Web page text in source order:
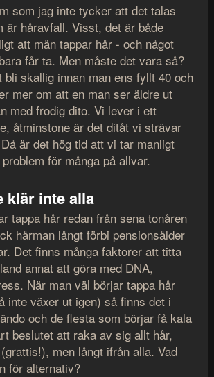
som jag inte tycker att det talas
är håravfall. Visst, det är både
att män tappar hår - och något
får ta. Men måste det vara så?
bli skallig innan man ens fyllt 40 och
mer om att en man ser äldre ut
med frodig dito. Vi lever i ett
åtminstone är det ditåt vi strävar
är det hög tid att vi tar manligt
för många på allvar.
klär inte alla
tappa hår redan från sena tonåren
hårman långt förbi pensionsålder
Det finns många faktorer att titta
annat att göra med DNA,
När man väl börjar tappa hår
inte växer ut igen) så finns det i
och de flesta som börjar få kala
beslutet att raka av sig allt hår,
men långt ifrån alla. Vad
för alternativ?